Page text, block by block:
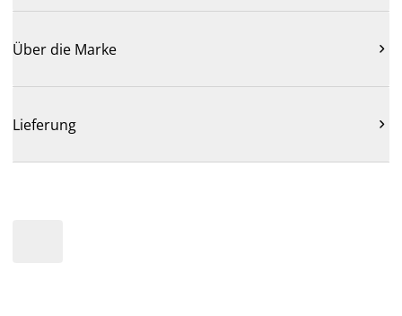
Über die Marke 
Lieferung 